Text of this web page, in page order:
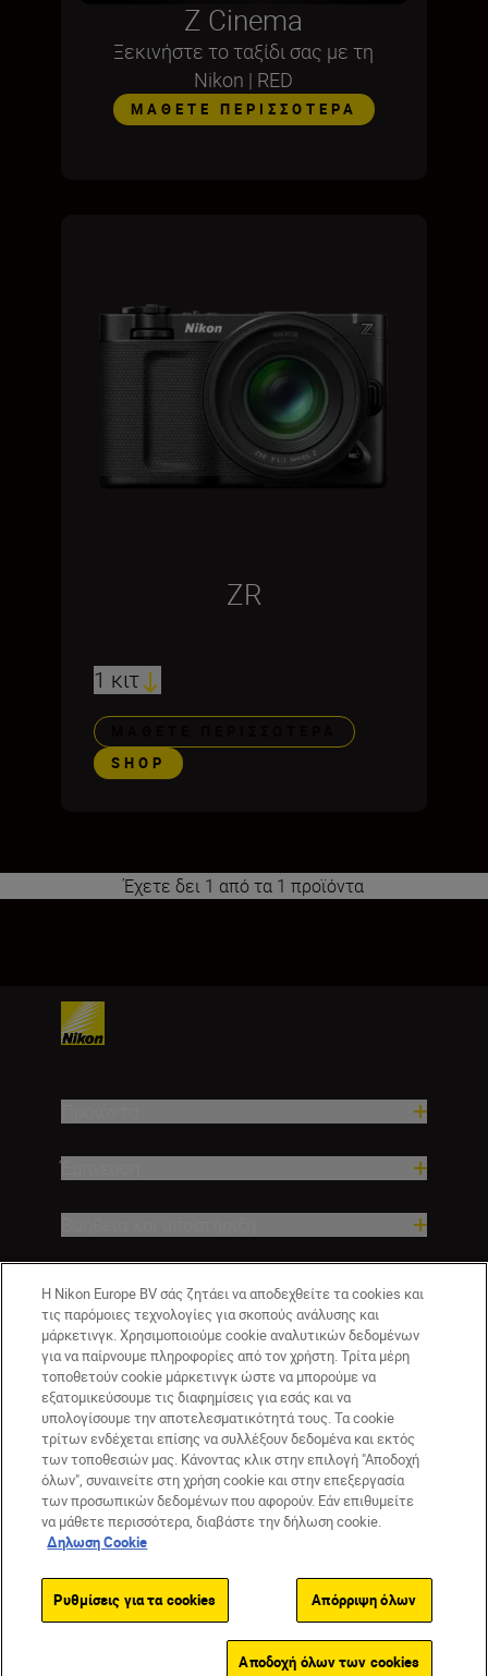
Z Cinema
Ξεκινήστε το ταξίδι σας με τη
Nikon | RED
ΜΆΘΕΤΕ ΠΕΡΙΣΣΌΤΕΡΑ
ZR
1 κιτ
SHOP
Έχετε δει 1 από τα 1 προϊόντα
GR Nikon Sites
Επικοινωνήστε μαζί μας
Δήλωση περί απορρήτου
Όροι Χρήσης
© 2026 Nikon
Back to top
Η Nikon Europe BV σάς ζητάει να αποδεχθείτε τα cookies και
τις παρόμοιες τεχνολογίες για σκοπούς ανάλυσης και
μάρκετινγκ. Χρησιμοποιούμε cookie αναλυτικών δεδομένων
για να παίρνουμε πληροφορίες από τον χρήστη. Τρίτα μέρη
τοποθετούν cookie μάρκετινγκ ώστε να μπορούμε να
εξατομικεύσουμε τις διαφημίσεις για εσάς και να
υπολογίσουμε την αποτελεσματικότητά τους. Τα cookie
τρίτων ενδέχεται επίσης να συλλέξουν δεδομένα και εκτός
των τοποθεσιών μας. Κάνοντας κλικ στην επιλογή "Αποδοχή
όλων", συναινείτε στη χρήση cookie και στην επεξεργασία
των προσωπικών δεδομένων που αφορούν. Εάν επιθυμείτε
να μάθετε περισσότερα, διαβάστε την δήλωση cookie.
Δηλωση Cookie
Ρυθμίσεις για τα cookies Απόρριψη όλων
Αποδοχή όλων των cookies